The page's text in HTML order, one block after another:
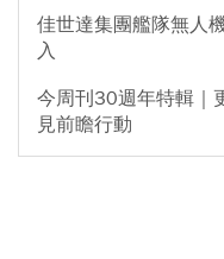
佳世達集團艦隊無人
入
今周刊30週年特輯｜
見前瞻行動